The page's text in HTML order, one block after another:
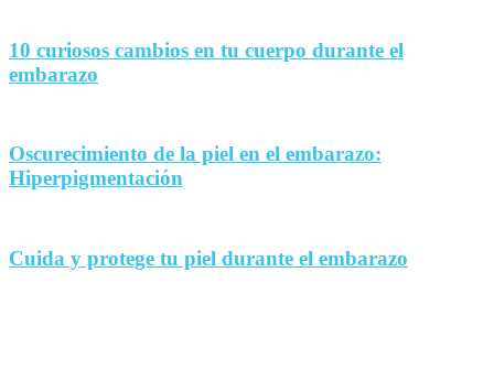
10 curiosos cambios en tu cuerpo durante el
embarazo
Oscurecimiento de la piel en el embarazo:
Hiperpigmentación
Cuida y protege tu piel durante el embarazo